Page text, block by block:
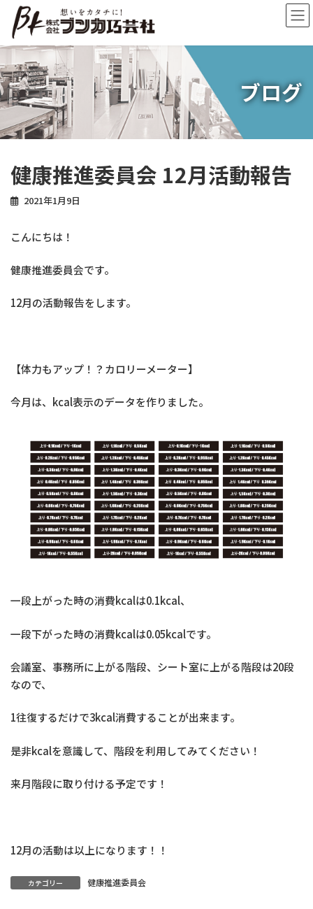
ン
ツ
へ
ス
キ
ッ
プ
ー
シ
ョ
ン
に
移
動
ブログ
健康推進委員会 12月活動報告
2021年1月9日
こんにちは！
健康推進委員会です。
12月の活動報告をします。
【体力もアップ！？カロリーメーター】
今月は、kcal表示のデータを作りました。
一段上がった時の消費kcalは0.1kcal、
一段下がった時の消費kcalは0.05kcalです。
会議室、事務所に上がる階段、シート室に上がる階段は20段
なので、
1往復するだけで3kcal消費することが出来ます。
是非kcalを意識して、階段を利用してみてください！
来月階段に取り付ける予定です！
12月の活動は以上になります！！
カテゴリー 健康推進委員会